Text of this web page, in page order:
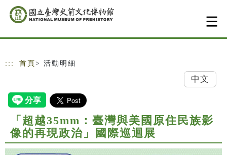
跳到主要內容
網站導覽
::: 首頁 > 活動明細
中文
「超越35mm：臺灣與美國原住民族影
像的再現政治」國際巡迴展